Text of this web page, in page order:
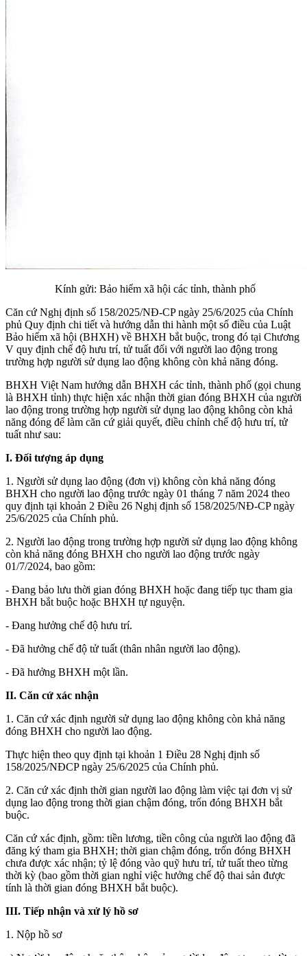
Kính gửi: Bảo hiểm xã hội các tỉnh, thành phố
Căn cứ Nghị định số 158/2025/NĐ-CP ngày 25/6/2025 của Chính
phủ Quy định chi tiết và hướng dẫn thi hành một số điều của Luật
Bảo hiểm xã hội (BHXH) về BHXH bắt buộc, trong đó tại Chương
V quy định chế độ hưu trí, tử tuất đối với người lao động trong
trường hợp người sử dụng lao động không còn khả năng đóng.
BHXH Việt Nam hướng dẫn BHXH các tỉnh, thành phố (gọi chung
là BHXH tỉnh) thực hiện xác nhận thời gian đóng BHXH của người
lao động trong trường hợp người sử dụng lao động không còn khả
năng đóng để làm căn cứ giải quyết, điều chỉnh chế độ hưu trí, tử
tuất như sau:
I. Đối tượng áp dụng
1. Người sử dụng lao động (đơn vị) không còn khả năng đóng
BHXH cho người lao động trước ngày 01 tháng 7 năm 2024 theo
quy định tại khoản 2 Điều 26 Nghị định số 158/2025/NĐ-CP ngày
25/6/2025 của Chính phủ.
2. Người lao động trong trường hợp người sử dụng lao động không
còn khả năng đóng BHXH cho người lao động trước ngày
01/7/2024, bao gồm:
- Đang bảo lưu thời gian đóng BHXH hoặc đang tiếp tục tham gia
BHXH bắt buộc hoặc BHXH tự nguyện.
- Đang hưởng chế độ hưu trí.
- Đã hưởng chế độ tử tuất (thân nhân người lao động).
- Đã hưởng BHXH một lần.
II. Căn cứ xác nhận
1. Căn cứ xác định người sử dụng lao động không còn khả năng
đóng BHXH cho người lao động.
Thực hiện theo quy định tại khoản 1 Điều 28 Nghị định số
158/2025/NĐCP ngày 25/6/2025 của Chính phủ.
2. Căn cứ xác định thời gian người lao động làm việc tại đơn vị sử
dụng lao động trong thời gian chậm đóng, trốn đóng BHXH bắt
buộc.
Căn cứ xác định, gồm: tiền lương, tiền công của người lao động đã
đăng ký tham gia BHXH; thời gian chậm đóng, trốn đóng BHXH
chưa được xác nhận; tỷ lệ đóng vào quỹ hưu trí, tử tuất theo từng
thời kỳ (bao gồm thời gian nghỉ việc hưởng chế độ thai sản được
tính là thời gian đóng BHXH bắt buộc).
III. Tiếp nhận và xử lý hồ sơ
1. Nộp hồ sơ